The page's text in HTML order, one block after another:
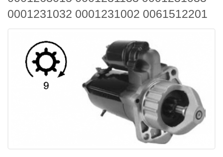
0001231032 0001231002 0061512201